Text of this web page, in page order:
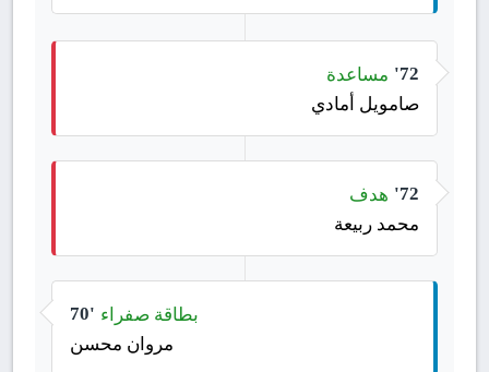
72'
مساعدة
صامويل أمادي
72'
هدف
محمد ربيعة
70' بطاقة صفراء
مروان محسن